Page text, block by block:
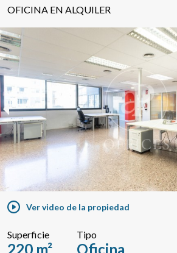
Buscar por texto o referencia
Búsqueda avanzada
OFICINA EN ALQUILER
Ver video de la propiedad
Superficie
220 m²
Tipo
Oficina